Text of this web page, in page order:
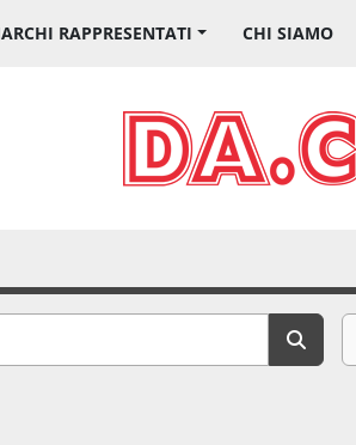
MARCHI RAPPRESENTATI CHI SIAMO